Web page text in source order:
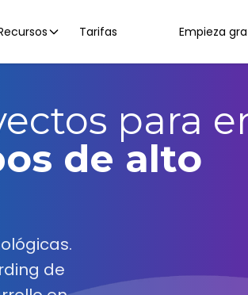
Tarifas Empieza
para
de alto
de